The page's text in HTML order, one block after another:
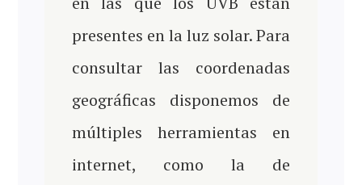
presentes en la luz solar. Para
consultar las coordenadas
geográficas disponemos de
múltiples herramientas en
internet, como la de